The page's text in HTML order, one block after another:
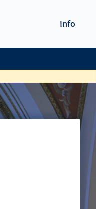
Info